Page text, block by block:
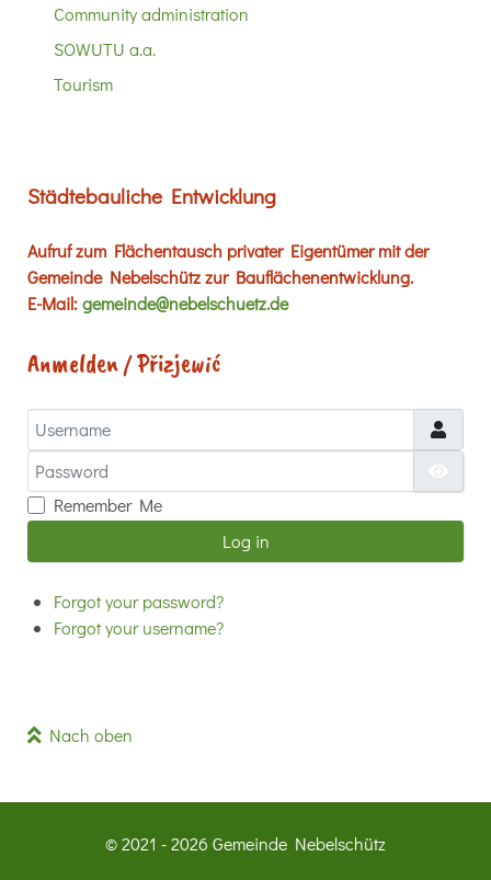
Community administration
SOWUTU a.a.
Tourism
Städtebauliche Entwicklung
Aufruf zum Flächentausch privater Eigentümer mit der
Gemeinde Nebelschütz zur Bauflächenentwicklung.
E-Mail:gemeinde@nebelschuetz.de
Anmelden / Přizjewić
Username
Password
Remember Me
Log in
Forgot your password?
Forgot your username?
Nach oben
© 2021 - 2026 Gemeinde Nebelschütz